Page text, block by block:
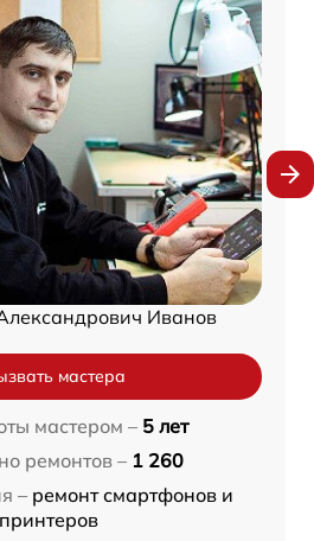
Иванов
мастера
мастером – 5 лет
ремонтов – 1 260
– ремонт смартфонов и
принтеров